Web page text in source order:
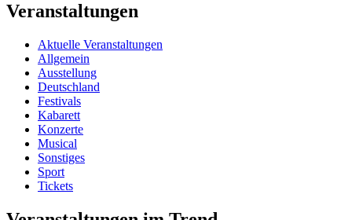
Veranstaltungen
Aktuelle Veranstaltungen
Allgemein
Ausstellung
Deutschland
Festivals
Kabarett
Konzerte
Musical
Sonstiges
Sport
Tickets